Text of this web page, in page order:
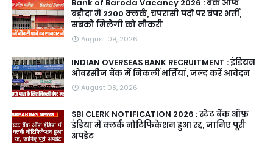
Bank of Baroda Vacancy 2026 : बैंक ऑफ
बड़ौदा में 2200 क्लर्क, चपरासी पदों पर बंपर भर्ती,
सबको मिलेगी को नौकरी
August 09, 2026
INDIAN OVERSEAS BANK RECRUITMENT : इंडियन
ओवरसीज बैंक में निकलीं भर्तियां, जल्द करें आवेदन
August 08, 2026
SBI CLERK NOTIFICATION 2026 : स्टेट बैंक ऑफ़
इंडिया में क्लर्क नोटिफिकेशन हुआ रद्द, जानिए पूरी
अपडेट